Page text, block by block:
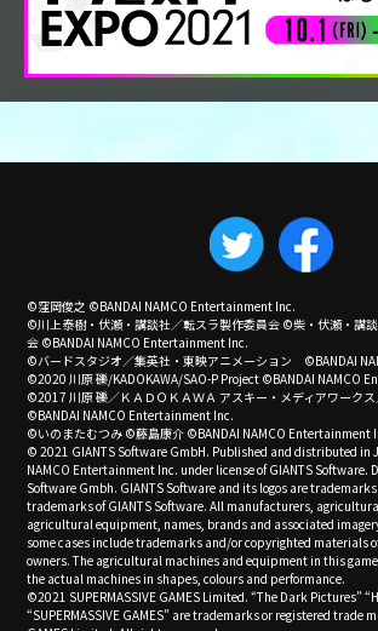
©窪岡俊之 ©BANDAI NAMCO Entertainment Inc.
©川上泰樹・伏瀬・講談社／転スラ製作委員会 ©柴・伏瀬・講
会 ©BANDAI NAMCO Entertainment Inc.
©バードスタジオ／集英社・東映アニメーション ©BANDAI
©2020 川原 礫/KADOKAWA/SAO-P Project ©BANDAI NAMCO
©2017 川原 礫／ＫＡＤＯＫＡＷＡ アスキー・メディアワーク
©BANDAI NAMCO Entertainment Inc.
©いのまたむつみ ©藤島康介 ©BANDAI NAMCO Entertainment
© 2021 GIANTS Software GmbH. Published and distributed in
NAMCO Entertainment Inc. under license of GIANTS Software.
Software Gmbh. GIANTS Software and its logos are
trademarks of GIANTS Software. All manufacturers,
agricultural equipment, names, brands and associated
some cases include trademarks and/or copyrighted materials
owners. The agricultural machines and equipment in this
the actual machines in shapes, colours and performance.
©2021 SUPERMASSIVE GAMES Limited. “The Dark Pictures”
“SUPERMASSIVE GAMES” are trademarks or registered trade